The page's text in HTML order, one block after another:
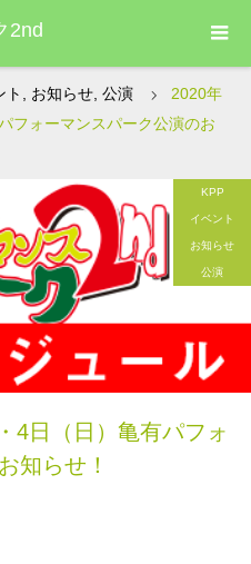
2nd
ト お知らせ 公演
2020年
フォーマンスパーク公演のお
KPP
イベント
お知らせ
公演
4日（日）亀有パフォ
知らせ！